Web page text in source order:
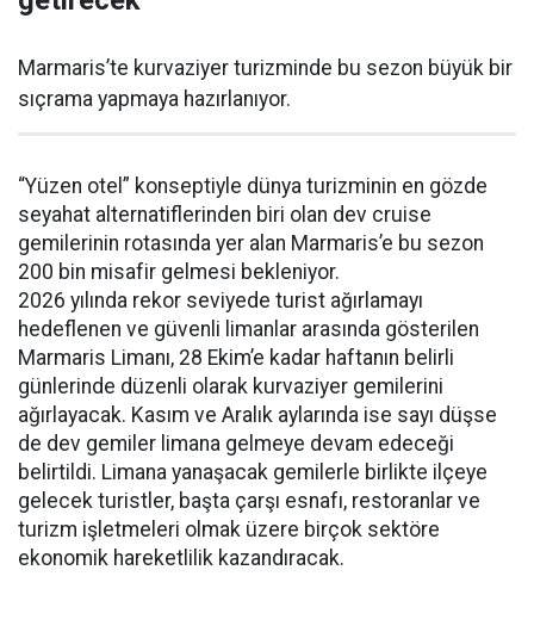
Marmaris’te kurvaziyer turizminde bu sezon büyük bir
sıçrama yapmaya hazırlanıyor.
“Yüzen otel” konseptiyle dünya turizminin en gözde
seyahat alternatiflerinden biri olan dev cruise
gemilerinin rotasında yer alan Marmaris’e bu sezon
200 bin misafir gelmesi bekleniyor.
2026 yılında rekor seviyede turist ağırlamayı
hedeflenen ve güvenli limanlar arasında gösterilen
Marmaris Limanı, 28 Ekim’e kadar haftanın belirli
günlerinde düzenli olarak kurvaziyer gemilerini
ağırlayacak. Kasım ve Aralık aylarında ise sayı düşse
de dev gemiler limana gelmeye devam edeceği
belirtildi. Limana yanaşacak gemilerle birlikte ilçeye
gelecek turistler, başta çarşı esnafı, restoranlar ve
turizm işletmeleri olmak üzere birçok sektöre
ekonomik hareketlilik kazandıracak.